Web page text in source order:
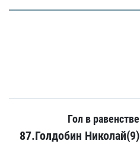
Гол в равенстве
87.Голдобин Николай(9)